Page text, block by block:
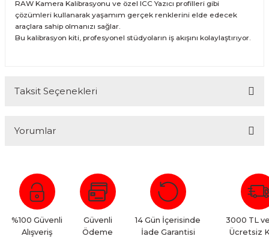
RAW Kamera Kalibrasyonu ve özel ICC Yazıcı profilleri gibi
çözümleri kullanarak yaşamım gerçek renklerini elde edecek
araçlara sahip olmanızı sağlar.
Bu kalibrasyon kiti, profesyonel stüdyoların iş akışını kolaylaştırıyor.
Taksit Seçenekleri
Yorumlar
Bu ürüne ilk yorumu siz yapın!
Yorum Yaz
%100 Güvenli
Alışveriş
Güvenli
Ödeme
14 Gün İçerisinde
İade Garantisi
3000 TL
Ücretsiz